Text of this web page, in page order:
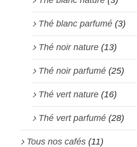
Thé blanc parfumé (3)
Thé noir nature (13)
Thé noir parfumé (25)
Thé vert nature (16)
Thé vert parfumé (28)
Tous nos cafés (11)